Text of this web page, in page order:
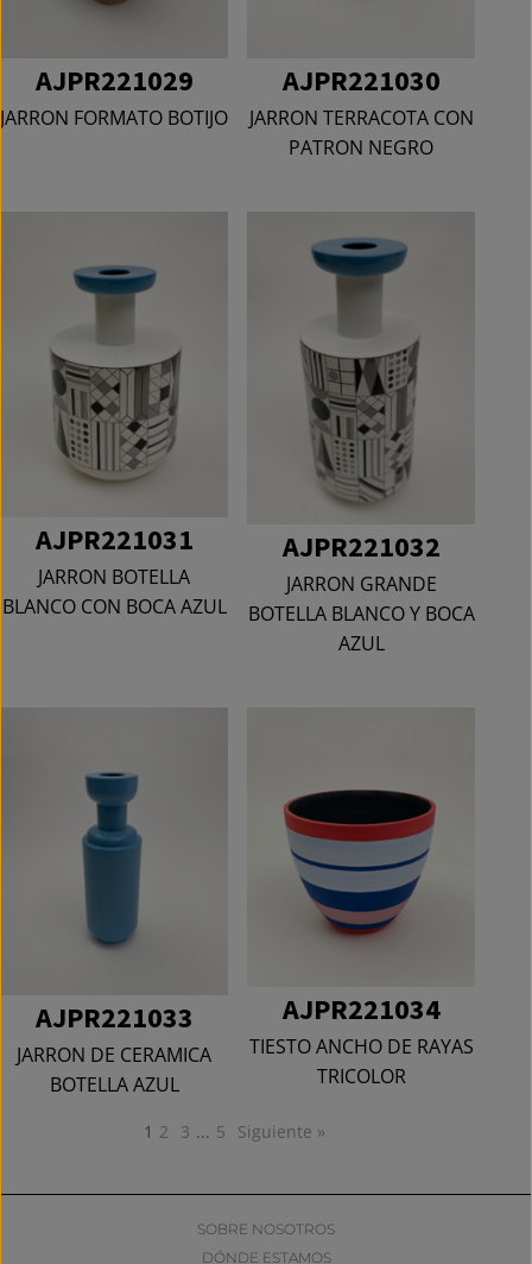
AJPR221029
JARRON FORMATO BOTIJO
AJPR221030
JARRON TERRACOTA CON
PATRON NEGRO
AJPR221031
JARRON BOTELLA
BLANCO CON BOCA AZUL
AJPR221032
JARRON GRANDE
BOTELLA BLANCO Y BOCA
AZUL
AJPR221033
JARRON DE CERAMICA
BOTELLA AZUL
AJPR221034
TIESTO ANCHO DE RAYAS
TRICOLOR
1 2 3 ... 5 Siguiente »
SOBRE NOSOTROS
DÓNDE ESTAMOS